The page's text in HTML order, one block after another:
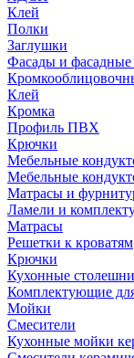
Клей
Полки
Заглушки
Фасады и фасадные
Клей
Кромка
Профиль ПВХ
Крючки
Мебельные
Мебельные
Матрасы и
Ламели и
Матрасы
Решетки к кроватям
Крючки
Кухонные
Комплектующие
Мойки
Смесители
Кухонные мойки